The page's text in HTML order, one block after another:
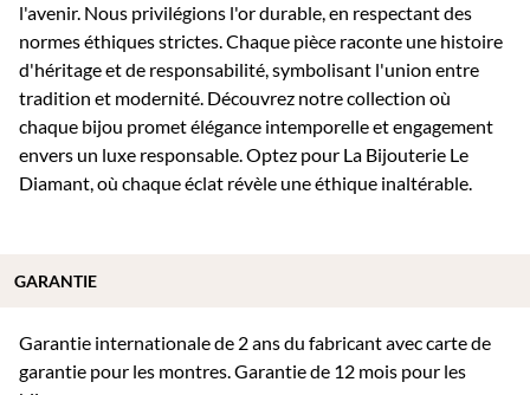
l'avenir. Nous privilégions l'or durable, en respectant des
normes éthiques strictes. Chaque pièce raconte une histoire
d'héritage et de responsabilité, symbolisant l'union entre
tradition et modernité. Découvrez notre collection où
chaque bijou promet élégance intemporelle et engagement
envers un luxe responsable. Optez pour La Bijouterie Le
Diamant, où chaque éclat révèle une éthique inaltérable.
Garantie internationale de 2 ans du fabricant avec carte de
garantie pour les montres. Garantie de 12 mois pour les
GARANTIE